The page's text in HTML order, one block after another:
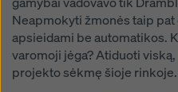
Neapmokyti žmonės taip
apsieidami be automatikos.
varomoji jėga? Atiduoti
projekto sėkmę šioje rinkoje.